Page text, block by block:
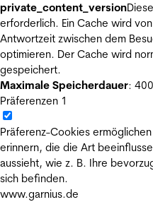
private_content_version
erforderlich. Ein Cache wird
Antwortzeit zwischen dem
optimieren. Der Cache wird
gespeichert.
Maximale Speicherdauer:
Präferenzen 1
Präferenz-Cookies
erinnern, die die Art
aussieht, wie z. B. Ihre
sich befinden.
www.garnius.de